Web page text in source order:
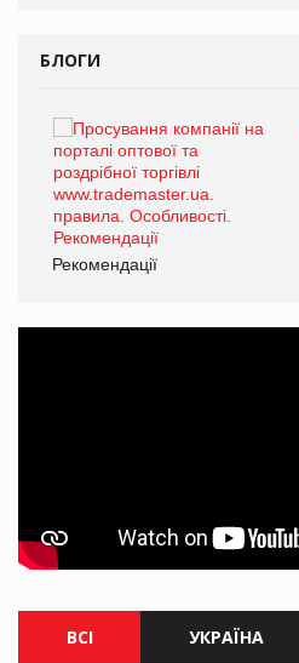
БЛОГИ
Рекомендації
ВСІ УКРАЇНА